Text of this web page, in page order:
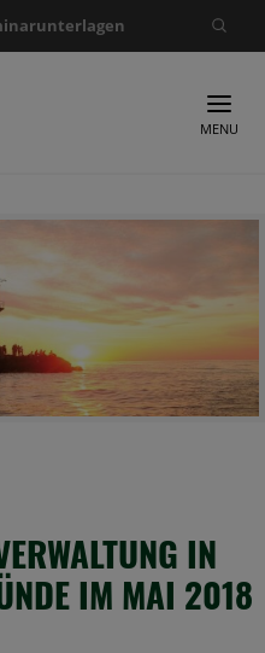
MENU
IN
IM MAI 2018